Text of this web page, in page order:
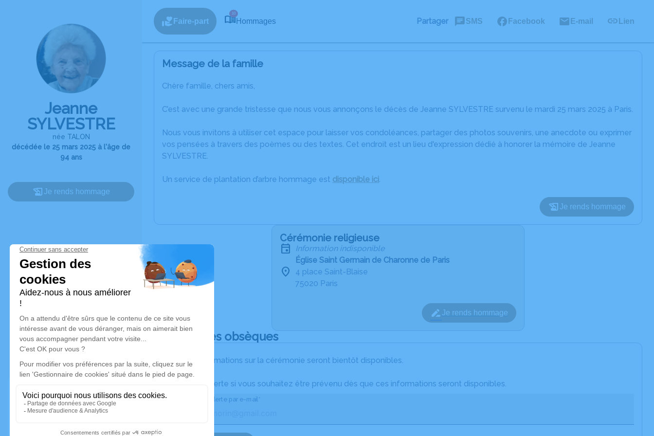
Jeanne
SYLVESTRE
née TALON
décédée le 25 mars 2025 à l'âge de
94 ans
Je rends hommage
Faire-part
10
Hommages Partager SMS Facebook E-mail Lien
Message de la famille
Chère famille, chers amis,
C’est avec une grande tristesse que nous vous annonçons le décès de Jeanne SYLVESTRE survenu le mardi 25 mars 2025 à Paris.
Nous vous invitons à utiliser cet espace pour laisser vos condoléances, partager des photos souvenirs, une anecdote ou exprimer
vos pensées à travers des poèmes ou des textes. Cet endroit est un lieu d'expression dédié à honorer la mémoire de Jeanne
SYLVESTRE.
Un service de plantation d’arbre hommage est disponible ici.
Je rends hommage
Cérémonie religieuse
Information indisponible
Église Saint Germain de Charonne de Paris
4 place Saint-Blaise
75020 Paris
Je rends hommage
Déroulé des obsèques
Les informations sur la cérémonie seront bientôt disponibles.
Activez une alerte si vous souhaitez être prévenu dès que ces informations seront disponibles.
Recevoir une alerte par e-mail*